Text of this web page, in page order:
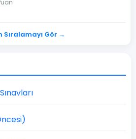
Sıralamayı Gör →